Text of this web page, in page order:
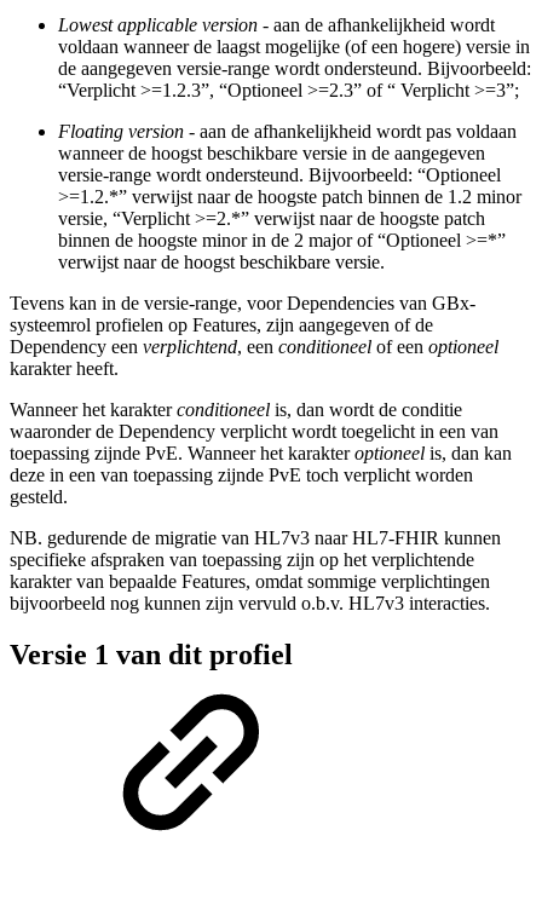
Lowest applicable version - aan de afhankelijkheid wordt
voldaan wanneer de laagst mogelijke (of een hogere) versie in
de aangegeven versie-range wordt ondersteund. Bijvoorbeeld:
“Verplicht >=1.2.3”, “Optioneel >=2.3” of “ Verplicht >=3”;
Floating version - aan de afhankelijkheid wordt pas voldaan
wanneer de hoogst beschikbare versie in de aangegeven
versie-range wordt ondersteund. Bijvoorbeeld: “Optioneel
>=1.2.*” verwijst naar de hoogste patch binnen de 1.2 minor
versie, “Verplicht >=2.*” verwijst naar de hoogste patch
binnen de hoogste minor in de 2 major of “Optioneel >=*”
verwijst naar de hoogst beschikbare versie.
Tevens kan in de versie-range, voor Dependencies van GBx-
systeemrol profielen op Features, zijn aangegeven of de
Dependency een verplichtend, een conditioneel of een optioneel
karakter heeft.
Wanneer het karakterconditioneel is, dan wordt de conditie
waaronder de Dependency verplicht wordt toegelicht in een van
toepassing zijnde PvE. Wanneer het karakteroptioneel is, dan kan
deze in een van toepassing zijnde PvE toch verplicht worden
gesteld.
NB. gedurende de migratie van HL7v3 naar HL7-FHIR kunnen
specifieke afspraken van toepassing zijn op het verplichtende
karakter van bepaalde Features, omdat sommige verplichtingen
bijvoorbeeld nog kunnen zijn vervuld o.b.v. HL7v3 interacties.
Versie 1 van dit profiel